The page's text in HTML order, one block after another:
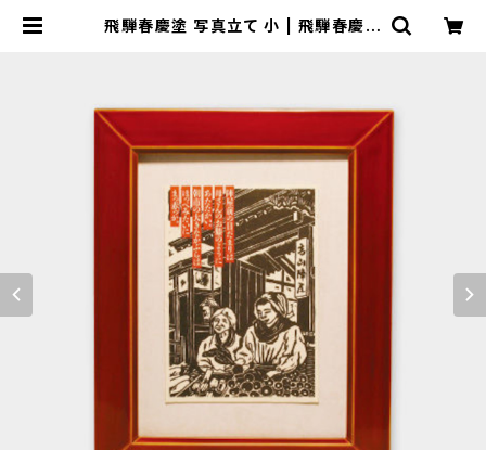
飛騨春慶塗 写真立て 小 | 飛騨春慶塗